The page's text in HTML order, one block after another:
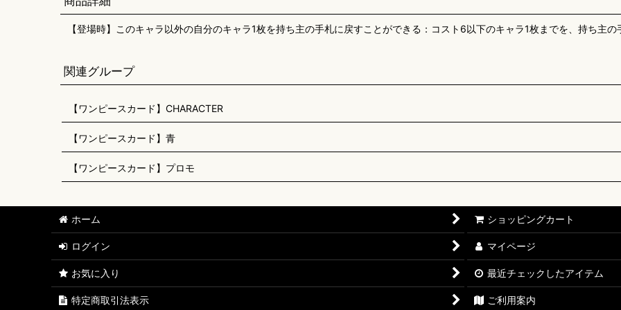
【登場時】このキャラ以外の自分のキャラ1枚を持ち主の手札に戻すことができる：コスト6以下のキャラ1枚までを、持ち主の
関連グループ
【ワンピースカード】CHARACTER
【ワンピースカード】青
【ワンピースカード】プロモ
ホーム ショッピングカート
ログイン マイページ
お気に入り 最近チェックしたアイテム
特定商取引法表示 ご利用案内